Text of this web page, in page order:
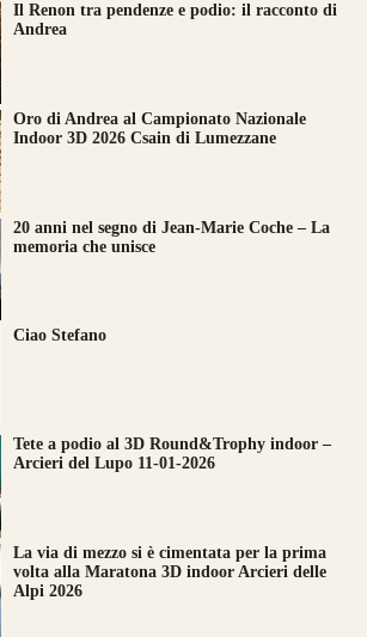
Il Renon tra pendenze e podio: il racconto di
Andrea
Oro di Andrea al Campionato Nazionale
Indoor 3D 2026 Csain di Lumezzane
20 anni nel segno di Jean-Marie Coche – La
memoria che unisce
Ciao Stefano
Tete a podio al 3D Round&Trophy indoor –
Arcieri del Lupo 11-01-2026
La via di mezzo si è cimentata per la prima
volta alla Maratona 3D indoor Arcieri delle
Alpi 2026